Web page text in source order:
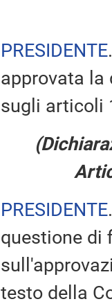
PRESIDENTE
approvata la
sugli articoli
PRESIDENTE
questione di
testo della